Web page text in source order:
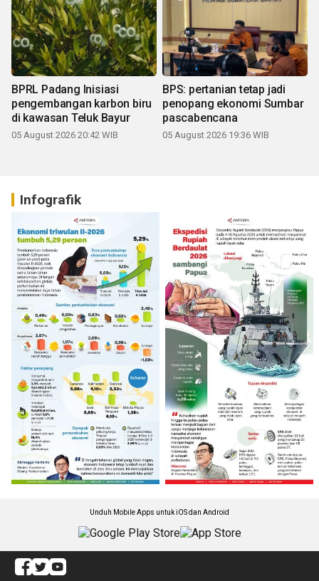
BPRL Padang Inisiasi
pengembangan karbon biru
di kawasan Teluk Bayur
05 August 2026 20:42 WIB
BPS: pertanian tetap jadi
penopang ekonomi Sumbar
pascabencana
05 August 2026 19:36 WIB
Infografik
Unduh Mobile Apps untuk iOS dan Android